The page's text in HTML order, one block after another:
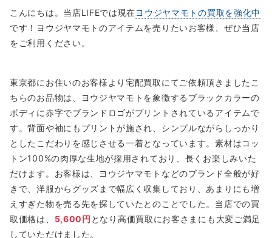
こんにちは。当店LIFEでは現在ヨウジヤマモトの買取を強化中
です！ヨウジヤマモトのアイテムを売りたいお客様、ぜひ当店
をご利用ください。
東京都にお住いのお客様より宅配買取にてご依頼頂きましたこ
ちらのお品物は、ヨウジヤマモトを象徴するブラックカラーの
ボディに赤字でブランドロゴがプリントされているアイテムで
す。背面や袖にもプリントが施され、シンプルながらしっかり
としたこだわりを感じさせる一着となっています。素材はコッ
トン100%の肉厚な生地が採用されており、長くお楽しみいた
だけます。お客様は、ヨウジヤマモトなどのブランド全般が好
きで、洋服からグッズまで幅広く収集しており、あまりにも増
えすぎた物を売る先を探していたとのことでした。当店での買
取価格は、 5,600円 となり高価買取にお客さまにも大変ご満足
していただけました。